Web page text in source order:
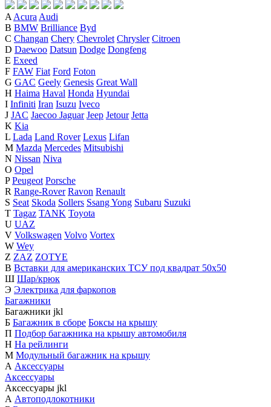
A Acura Audi
B BMW Brilliance Byd
C Changan Chery Chevrolet Chrysler Citroen
D Daewoo Datsun Dodge Dongfeng
E Exeed
F FAW Fiat Ford Foton
G GAC Geely Genesis Great Wall
H Haima Haval Honda Hyundai
I Infiniti Iran Isuzu Iveco
J JAC Jaecoo Jaguar Jeep Jetour Jetta
K Kia
L Lada Land Rover Lexus Lifan
M Mazda Mercedes Mitsubishi
N Nissan Niva
O Opel
P Peugeot Porsche
R Range-Rover Ravon Renault
S Seat Skoda Sollers Ssang Yong Subaru Suzuki
T Tagaz TANK Toyota
U UAZ
V Volkswagen Volvo Vortex
W Wey
Z ZAZ ZOTYE
В Вставки для американских ТСУ под квадрат 50х50
Ш Шар/крюк
Э Электрика для фаркопов
Багажники
Багажники jkl
Б Багажник в сборе Боксы на крышу
П Подбор багажника на крышу автомобиля
Н На рейлинги
М Модульный багажник на крышу
А Аксессуары
Аксессуары
Аксессуары jkl
А Автоподлокотники